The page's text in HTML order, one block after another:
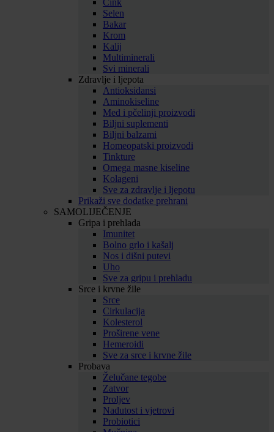
Cink
Selen
Bakar
Krom
Kalij
Multiminerali
Svi minerali
Zdravlje i ljepota
Antioksidansi
Aminokiseline
Med i pčelinji proizvodi
Biljni suplementi
Biljni balzami
Homeopatski proizvodi
Tinkture
Omega masne kiseline
Kolageni
Sve za zdravlje i ljepotu
Prikaži sve dodatke prehrani
SAMOLIJEČENJE
Gripa i prehlada
Imunitet
Bolno grlo i kašalj
Nos i dišni putevi
Uho
Sve za gripu i prehladu
Srce i krvne žile
Srce
Cirkulacija
Kolesterol
Proširene vene
Hemeroidi
Sve za srce i krvne žile
Probava
Želučane tegobe
Zatvor
Proljev
Nadutost i vjetrovi
Probiotici